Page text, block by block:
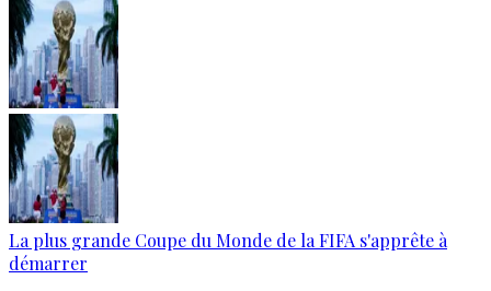
La plus grande Coupe du Monde de la FIFA s'apprête à
démarrer